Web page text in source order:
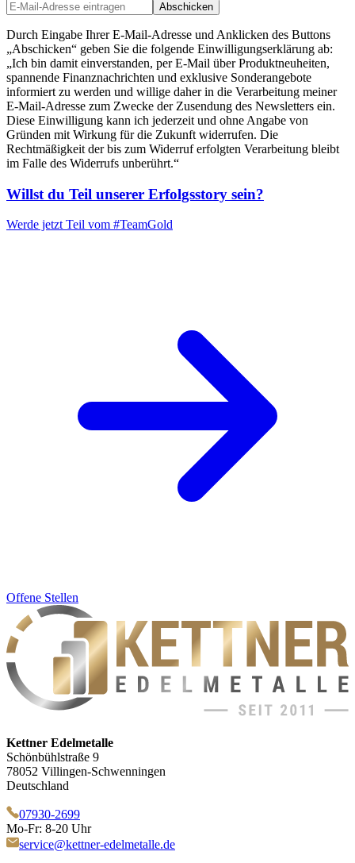
Abschicken
Durch Eingabe Ihrer E-Mail-Adresse und Anklicken des Buttons
„Abschicken“ geben Sie die folgende Einwilligungserklärung ab:
„Ich bin damit einverstanden, per E-Mail über Produktneuheiten,
spannende Finanznachrichten und exklusive Sonderangebote
informiert zu werden und willige daher in die Verarbeitung meiner
E-Mail-Adresse zum Zwecke der Zusendung des Newsletters ein.
Diese Einwilligung kann ich jederzeit und ohne Angabe von
Gründen mit Wirkung für die Zukunft widerrufen. Die
Rechtmäßigkeit der bis zum Widerruf erfolgten Verarbeitung bleibt
im Falle des Widerrufs unberührt.“
Willst du Teil unserer Erfolgsstory sein?
Werde jetzt Teil vom #TeamGold
Offene Stellen
Kettner Edelmetalle
Schönbühlstraße 9
78052 Villingen-Schwenningen
Deutschland
07930-2699
Mo-Fr: 8-20 Uhr
service@kettner-edelmetalle.de